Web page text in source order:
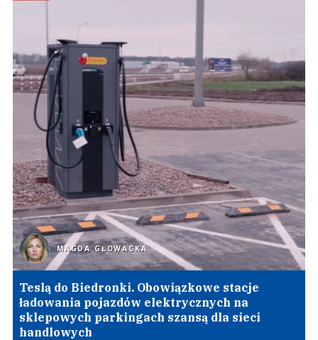
MAGDA GŁOWACKA
Teslą do Biedronki. Obowiązkowe stacje
ładowania pojazdów elektrycznych na
sklepowych parkingach szansą dla sieci
handlowych